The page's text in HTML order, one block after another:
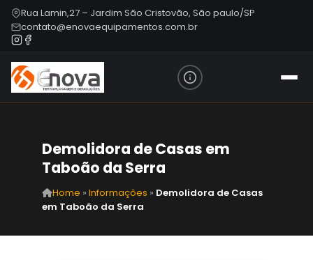
Rua Lamin,27 – Jardim São Cristovão, São paulo/SP
contato@enovaequipamentos.com.br
Demolidora de Casas em
Taboão da Serra
Home » Informações » Demolidora de Casas
em Taboão da Serra